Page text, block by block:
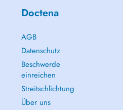
Doctena
AGB
Datenschutz
Beschwerde
einreichen
Streitschlichtung
Über uns